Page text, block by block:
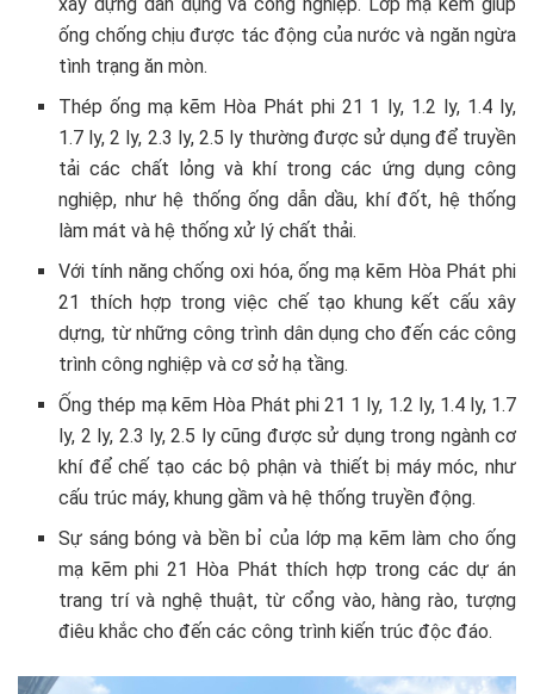
xây dựng dân dụng và công nghiệp. Lớp mạ kẽm giúp
ống chống chịu được tác động của nước và ngăn ngừa
tình trạng ăn mòn.
Thép ống mạ kẽm Hòa Phát phi 21 1 ly, 1.2 ly, 1.4 ly,
1.7 ly, 2 ly, 2.3 ly, 2.5 ly thường được sử dụng để truyền
tải các chất lỏng và khí trong các ứng dụng công
nghiệp, như hệ thống ống dẫn dầu, khí đốt, hệ thống
làm mát và hệ thống xử lý chất thải.
Với tính năng chống oxi hóa, ống mạ kẽm Hòa Phát phi
21 thích hợp trong việc chế tạo khung kết cấu xây
dựng, từ những công trình dân dụng cho đến các công
trình công nghiệp và cơ sở hạ tầng.
Ống thép mạ kẽm Hòa Phát phi 21 1 ly, 1.2 ly, 1.4 ly, 1.7
ly, 2 ly, 2.3 ly, 2.5 ly cũng được sử dụng trong ngành cơ
khí để chế tạo các bộ phận và thiết bị máy móc, như
cấu trúc máy, khung gầm và hệ thống truyền động.
Sự sáng bóng và bền bỉ của lớp mạ kẽm làm cho ống
mạ kẽm phi 21 Hòa Phát thích hợp trong các dự án
trang trí và nghệ thuật, từ cổng vào, hàng rào, tượng
điêu khắc cho đến các công trình kiến trúc độc đáo.